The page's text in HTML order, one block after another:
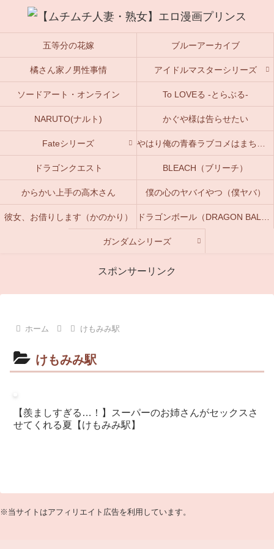
五等分の花嫁 ブルーアーカイブ
橘さん家ノ男性事情 アイドルマスターシリーズ
ソードアート・オンライン To LOVEる -とらぶる-
NARUTO(ナルト) かぐや様は告らせたい
Fateシリーズ
ドラゴンクエスト BLEACH（ブリーチ）
からかい上手の高木さん 僕の心のヤバイやつ（僕ヤバ）
彼女、お借りします（かのかり）
ガンダムシリーズ
スポンサーリンク
ホーム けもみみ駅
けもみみ駅
【羨ましすぎる…！】スーパーのお姉さんがセックスさ
せてくれる夏【けもみみ駅】
※当サイトはアフィリエイト広告を利用しています。